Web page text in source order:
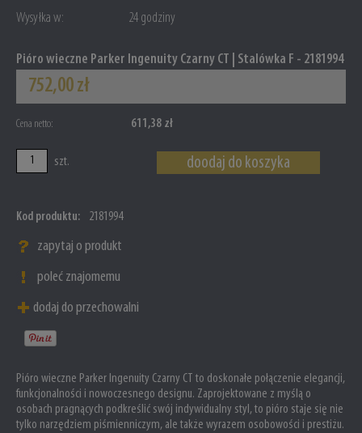
Wysyłka w:
24 godziny
Pióro wieczne Parker Ingenuity Czarny CT | Stalówka F - 2181994
752,00 zł
Cena netto: 611,38 zł
szt. doodaj do koszyka
Kod produktu: 2181994
zapytaj o produkt
poleć znajomemu
dodaj do przechowalni
Pióro wieczne Parker Ingenuity Czarny CT to doskonałe połączenie elegancji,
funkcjonalności i nowoczesnego designu. Zaprojektowane z myślą o
osobach pragnących podkreślić swój indywidualny styl, to pióro staje się nie
tylko narzędziem piśmienniczym, ale także wyrazem osobowości i prestiżu.